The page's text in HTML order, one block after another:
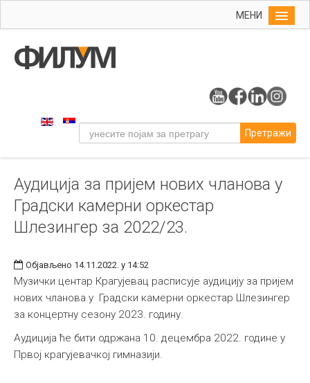
МЕНИ
Упис
Уметност
Музичка уметност
Примењена и ликовна уметност
Галерија
Библиотека
Студенти
Претражи
Аудиција за пријем нових чланова у
Градски камерни оркестар
Шлезингер за 2022/23.
Објављено 14.11.2022. у 14:52
Музички центар Крагујевац расписује аудицију за пријем
нових чланова у Градски камерни оркестар Шлезингер
за концертну сезону 2023. годину.
Аудиција ће бити одржана 10. децембра 2022. године у
Првој крагујевачкој гимназији.